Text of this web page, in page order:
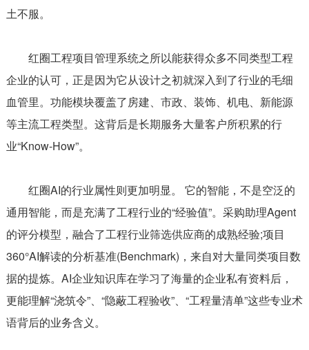
土不服。
红圈工程项目管理系统之所以能获得众多不同类型工程
企业的认可，正是因为它从设计之初就深入到了行业的毛细
血管里。功能模块覆盖了房建、市政、装饰、机电、新能源
等主流工程类型。这背后是长期服务大量客户所积累的行
业“Know-How”。
红圈AI的行业属性则更加明显。 它的智能，不是空泛的
通用智能，而是充满了工程行业的“经验值”。采购助理Agent
的评分模型，融合了工程行业筛选供应商的成熟经验;项目
360°AI解读的分析基准(Benchmark)，来自对大量同类项目数
据的提炼。AI企业知识库在学习了海量的企业私有资料后，
更能理解“浇筑令”、“隐蔽工程验收”、“工程量清单”这些专业术
语背后的业务含义。